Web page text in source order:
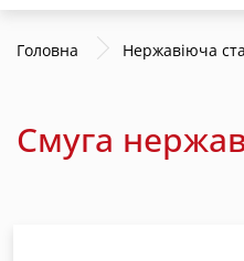
Головна Нержавіюча
Смуга